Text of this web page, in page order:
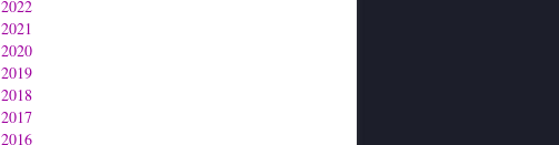
2022
2021
2020
2019
2018
2017
2016